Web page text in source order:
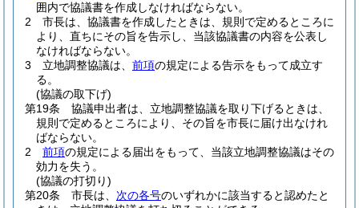
囲内で協議書を作成しなければならない。
2
市長は、協議書を作成したときは、規則で定めるところに
より、直ちにその旨を告示し、当該協議書の内容を公表し
なければならない。
3
立地調整協議は、 前項の規定による告示をもって成立す
る。
(協議の取下げ)
第19条
協議申出者は、立地調整協議を取り下げるときは、
規則で定めるところにより、その旨を市長に届け出なけれ
ばならない。
2
前項の規定による届出をもって、当該立地調整協議はその
効力を失う。
(協議の打切り)
第20条
市長は、 次の各号のいずれかに該当すると認めたと